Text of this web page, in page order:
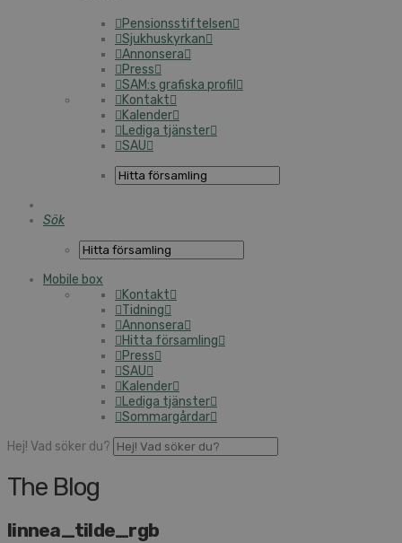
Pensionsstiftelsen
Sjukhuskyrkan
Annonsera
Press
SAM:s grafiska profil
Kontakt
Kalender
Lediga tjänster
SAU
Sök
Mobile box
Kontakt
Tidning
Annonsera
Hitta församling
Press
SAU
Kalender
Lediga tjänster
Sommargårdar
Hej! Vad söker du?
The Blog
linnea_tilde_rgb